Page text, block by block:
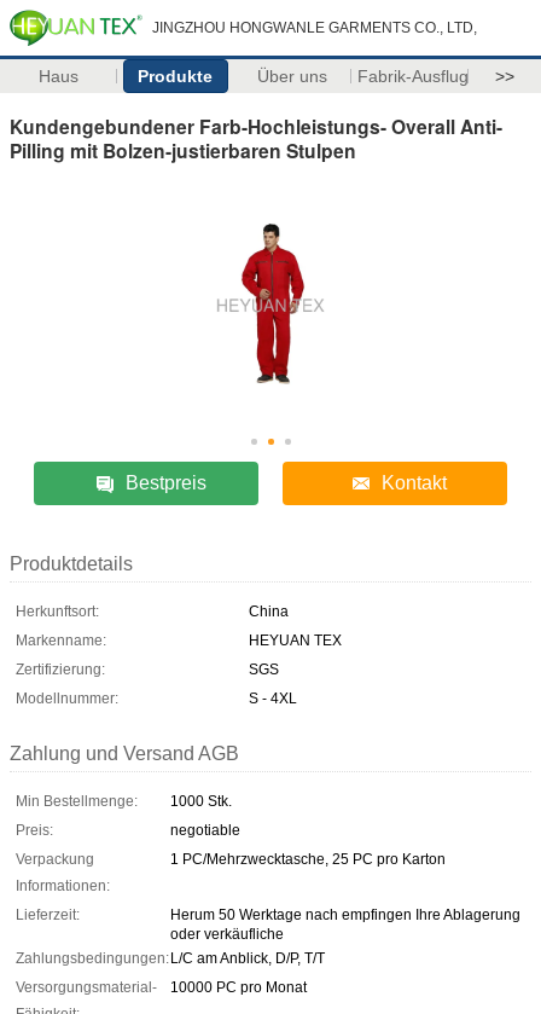
JINGZHOU HONGWANLE GARMENTS CO., LTD,
Haus Produkte Über uns Fabrik-Ausflug >>
Kundengebundener Farb-Hochleistungs- Overall Anti-
Pilling mit Bolzen-justierbaren Stulpen
Bestpreis Kontakt
Produktdetails
Herkunftsort:
China
Markenname:
HEYUAN TEX
Zertifizierung:
SGS
Modellnummer:
S - 4XL
Zahlung und Versand AGB
Min Bestellmenge:
1000 Stk.
Preis:
negotiable
Verpackung
Informationen:
1 PC/Mehrzwecktasche, 25 PC pro Karton
Lieferzeit:
Herum 50 Werktage nach empfingen Ihre Ablagerung
oder verkäufliche
Zahlungsbedingungen:L/C am Anblick, D/P, T/T
Versorgungsmaterial-
10000 PC pro Monat